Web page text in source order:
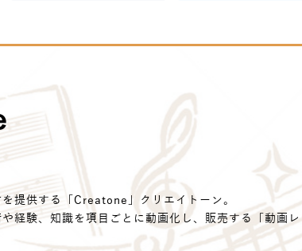
提供する「Creatone」クリエイトーン。
経験、知識を項目ごとに動画化し、販売する「動画レ